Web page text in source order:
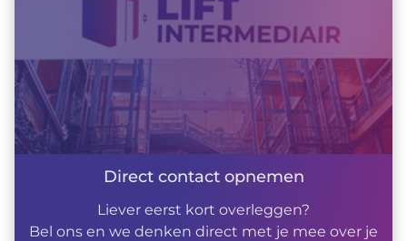
Direct contact opnemen
Liever eerst kort overleggen?
Bel ons en we denken direct met je mee over je